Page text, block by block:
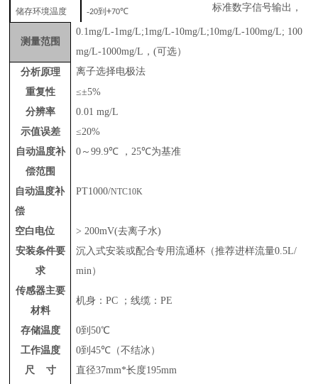
储存环境温度 -20到+70℃
测量范围
0.1mg/L-1mg/L;1mg/L-10mg/L;10mg/L-100mg/L; 100
mg/L-1000mg/L ，(可选）
分析原理
离子选择电极法
重复性
≤±5%
分辨率
0.01 mg/L
示值误差
≤20%
自动温度补
偿范围
0 ～99.9℃ ，25℃为基准
自动温度补
偿
PT1000/NTC10K
空白电位 > 200mV(去离子水)
安装条件要
求
沉入式安装或配合专用流通杯（推荐进样流量0.5L/
min）
传感器主要
材料
机身：PC ；线缆：PE
存储温度 0到50℃
工作温度
0到45℃ （不结冰）
尺 寸
直径37mm*长度195mm
标准数字信号输出，